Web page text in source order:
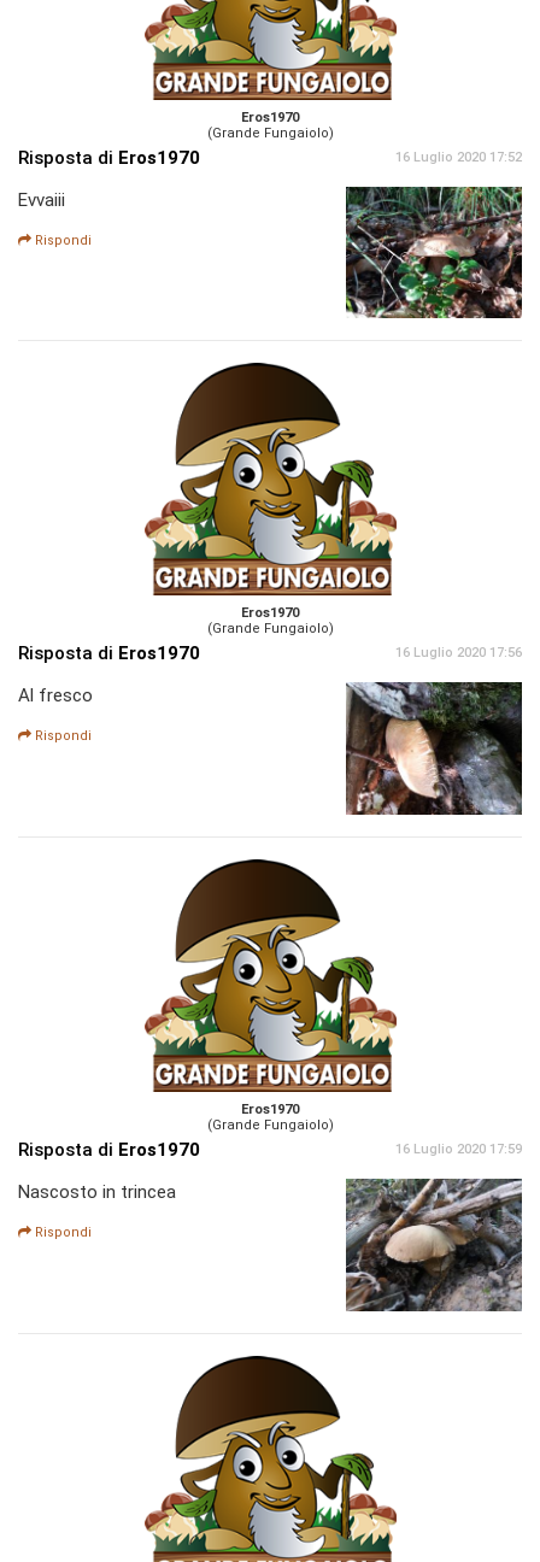
Eros1970
(Grande Fungaiolo)
Risposta di Eros1970 16 Luglio 2020 17:52
Evvaiii
Rispondi
Eros1970
(Grande Fungaiolo)
Risposta di Eros1970 16 Luglio 2020 17:56
Al fresco
Rispondi
Eros1970
(Grande Fungaiolo)
Risposta di Eros1970 16 Luglio 2020 17:59
Nascosto in trincea
Rispondi